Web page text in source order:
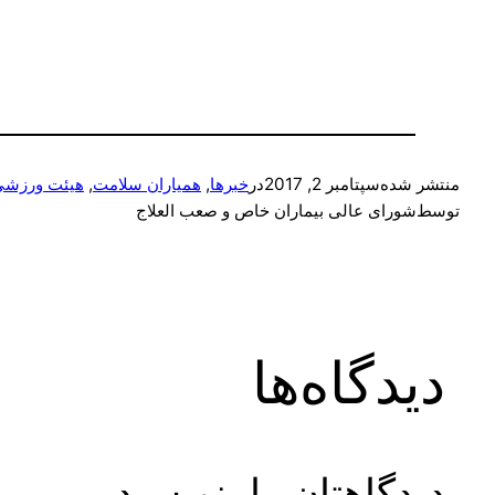
منتشر شدهسپتامبر 2, 2017 در خبرها, همیاران سلامت, هیئت
توسطشورای عالی بیماران خاص و صعب العلاج
دیدگاه‌ها